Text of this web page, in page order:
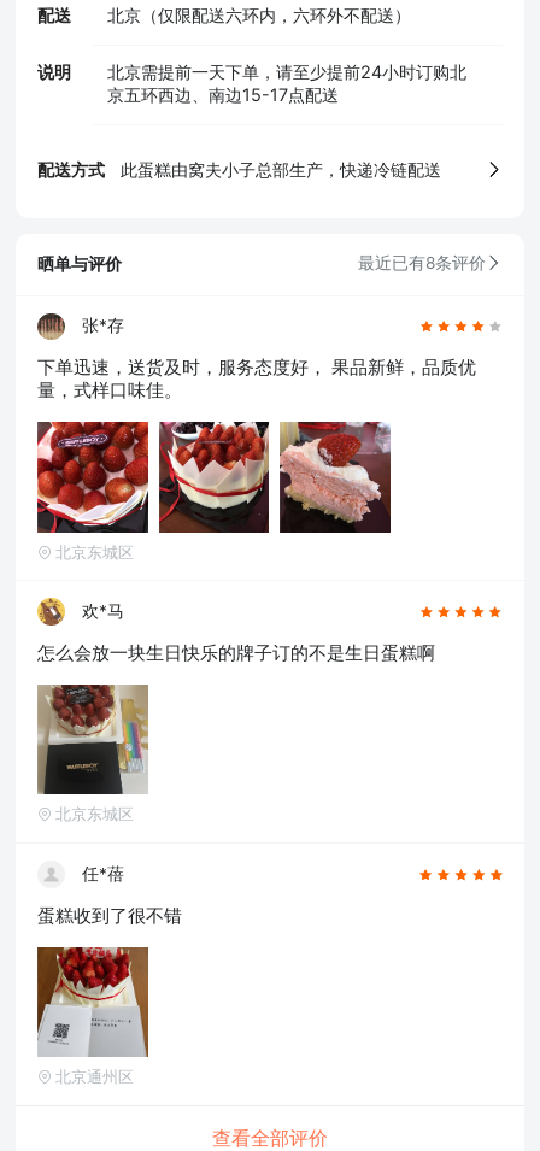
配送 北京（仅限配送六环内，六环外不配送）
说明
北京需提前一天下单，请至少提前24小时订购北
京五环西边、南边15-17点配送
配送方式 此蛋糕由窝夫小子总部生产，快递冷链配送
5、食品生产许可证
晒单与评价 最近已有8条评价
张*存
下单迅速，送货及时，服务态度好， 果品新鲜，品质优
量，式样口味佳。
北京东城区
欢*马
怎么会放一块生日快乐的牌子订的不是生日蛋糕啊
北京东城区
任*蓓
蛋糕收到了很不错
北京通州区
查看全部评价